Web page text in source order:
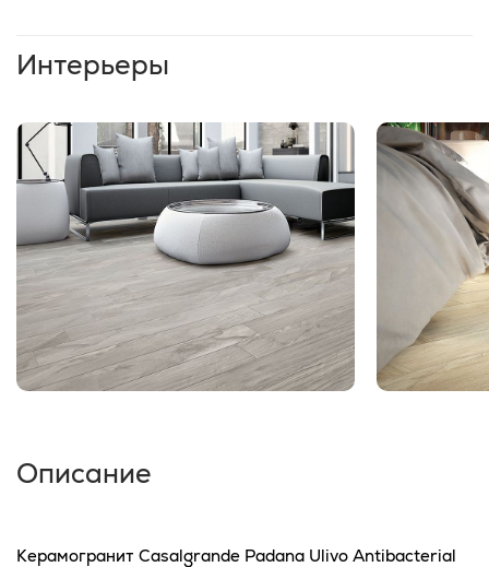
Интерьеры
Описание
Керамогранит Casalgrande Padana Ulivo Antibacterial